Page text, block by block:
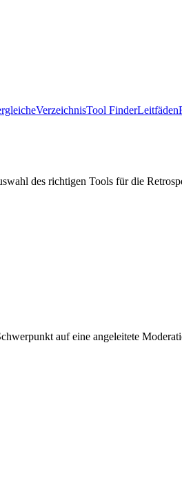
VerzeichnisTool FinderLeitfäden
des richtigen Tools für die
auf eine angeleitete